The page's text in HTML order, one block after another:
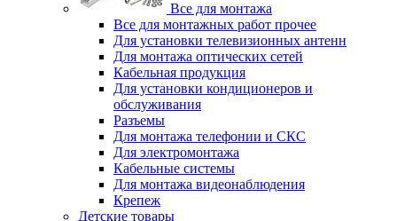
Все для монтажа
Все для монтажных работ прочее
Для установки телевизионных антенн
Для монтажа оптических сетей
Кабельная продукция
Для установки кондиционеров и
обслуживания
Разъемы
Для монтажа телефонии и СКС
Для электромонтажа
Кабельные системы
Для монтажа видеонаблюдения
Крепеж
Детские товары